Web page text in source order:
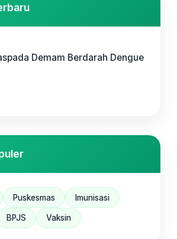
Demam Berdarah Dengue
Puskesmas Imunisasi
BPJS Vaksin